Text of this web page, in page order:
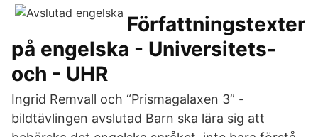
Författningstexter
på engelska - Universitets-
och - UHR
Ingrid Remvall och “Prismagalaxen 3” -
bildtävlingen avslutad Barn ska lära sig att